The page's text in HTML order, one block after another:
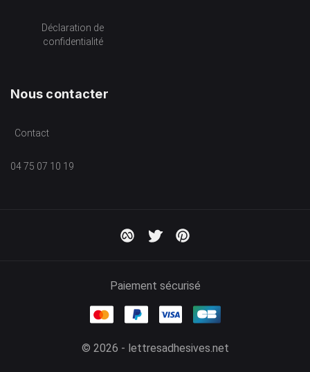
Déclaration de
confidentialité
Nous contacter
Contact
04 75 07 10 19
Paiement sécurisé
© 2026 - lettresadhesives.net